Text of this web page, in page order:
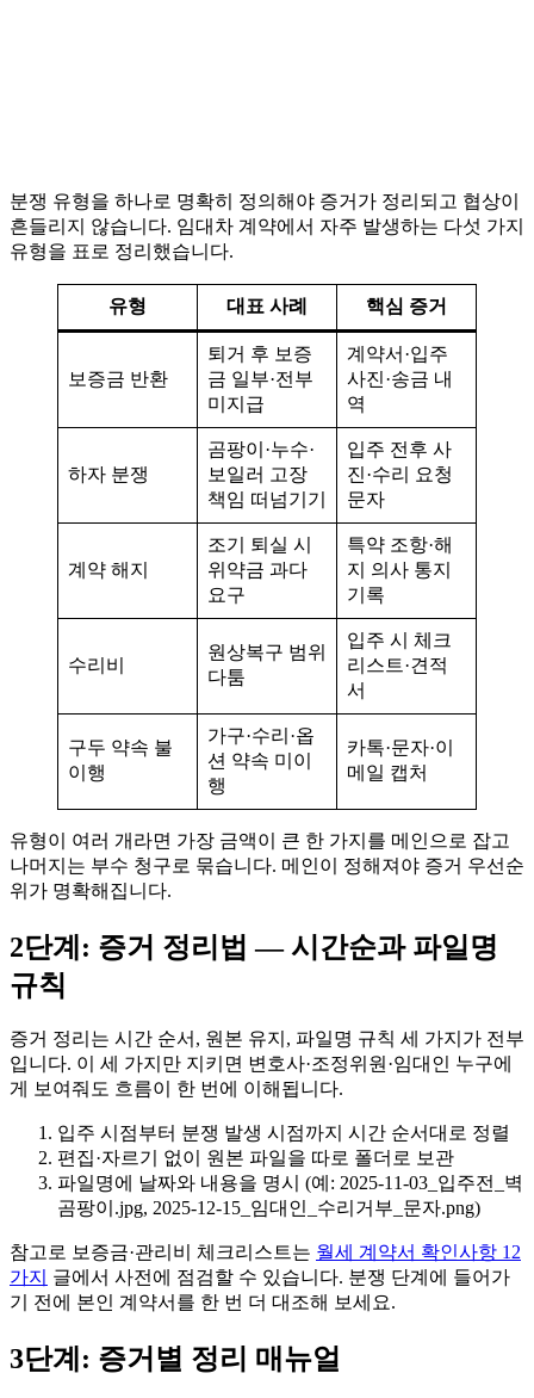
분쟁 유형을 하나로 명확히 정의해야 증거가 정리되고 협상이
흔들리지 않습니다. 임대차 계약에서 자주 발생하는 다섯 가지
유형을 표로 정리했습니다.
유형 대표 사례 핵심 증거
보증금 반환
퇴거 후 보증
금 일부·전부
미지급
계약서·입주
사진·송금 내
역
하자 분쟁
곰팡이·누수·
보일러 고장
책임 떠넘기기
입주 전후 사
진·수리 요청
문자
계약 해지
조기 퇴실 시
위약금 과다
요구
특약 조항·해
지 의사 통지
기록
수리비
원상복구 범위
다툼
입주 시 체크
리스트·견적
서
구두 약속 불
이행
가구·수리·옵
션 약속 미이
행
카톡·문자·이
메일 캡처
유형이 여러 개라면 가장 금액이 큰 한 가지를 메인으로 잡고
나머지는 부수 청구로 묶습니다. 메인이 정해져야 증거 우선순
위가 명확해집니다.
2단계: 증거 정리법 — 시간순과 파일명
규칙
증거 정리는 시간 순서, 원본 유지, 파일명 규칙 세 가지가 전부
입니다. 이 세 가지만 지키면 변호사·조정위원·임대인 누구에
게 보여줘도 흐름이 한 번에 이해됩니다.
입주 시점부터 분쟁 발생 시점까지 시간 순서대로 정렬
편집·자르기 없이 원본 파일을 따로 폴더로 보관
파일명에 날짜와 내용을 명시 (예: 2025-11-03_입주전_벽
곰팡이.jpg, 2025-12-15_임대인_수리거부_문자.png)
참고로 보증금·관리비 체크리스트는 월세 계약서 확인사항 12
가지
글에서 사전에 점검할 수 있습니다. 분쟁 단계에 들어가
기 전에 본인 계약서를 한 번 더 대조해 보세요.
3단계: 증거별 정리 매뉴얼